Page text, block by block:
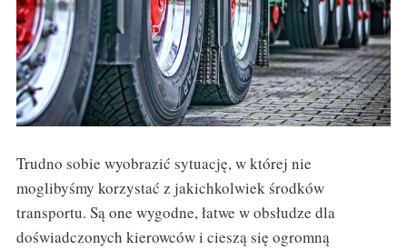
Trudno sobie wyobrazić sytuację, w której nie
moglibyśmy korzystać z jakichkolwiek środków
transportu. Są one wygodne, łatwe w obsłudze dla
doświadczonych kierowców i cieszą się ogromną